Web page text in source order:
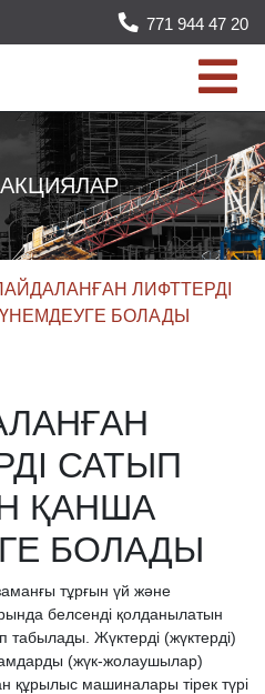
771 944 47 20
ЛИФТТЕРДІ
БОЛАДЫ
САТЫП
ҚАНША
БОЛАДЫ
тұрғын үй және
белсенді қолданылатын
табылады. Жүктерді (жүктерді)
(жүк-жолаушылар)
құрылыс машиналары тірек түрі